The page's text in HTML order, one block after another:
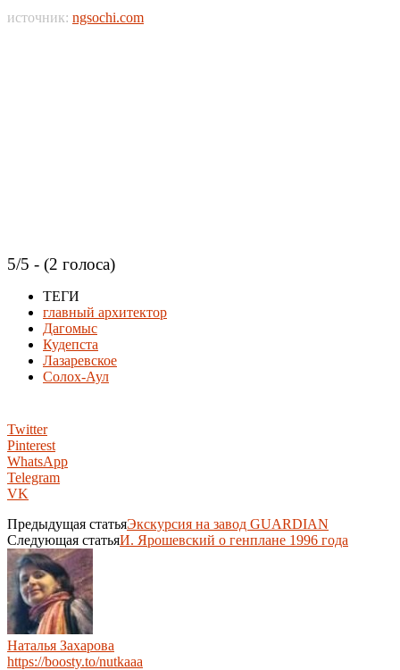
источник: ngsochi.com
5/5 - (2 голоса)
ТЕГИ
главный архитектор
Дагомыс
Кудепста
Лазаревское
Солох-Аул
Twitter
Pinterest
WhatsApp
Telegram
VK
Предыдущая статьяЭкскурсия на завод GUARDIAN
Следующая статьяИ. Ярошевский о генплане 1996 года
Наталья Захарова
https://boosty.to/nutkaaa